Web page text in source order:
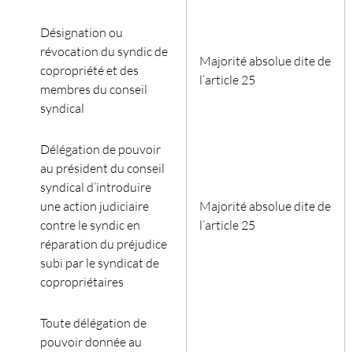
Désignation ou
révocation du syndic de
copropriété et des
membres du conseil
syndical
Majorité absolue dite de
l’article 25
Délégation de pouvoir
au président du conseil
syndical d’introduire
une action judiciaire
contre le syndic en
réparation du préjudice
subi par le syndicat de
copropriétaires
Majorité absolue dite de
l’article 25
Toute délégation de
pouvoir donnée au